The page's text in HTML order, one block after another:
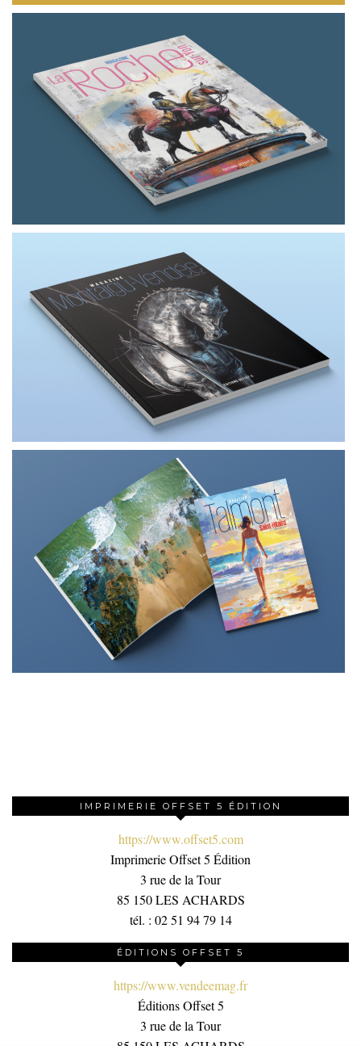
IMPRIMERIE OFFSET 5 ÉDITION
https://www.offset5.com
Imprimerie Offset 5 Édition
3 rue de la Tour
85 150 LES ACHARDS
tél. : 02 51 94 79 14
ÉDITIONS OFFSET 5
https://www.vendeemag.fr
Éditions Offset 5
3 rue de la Tour